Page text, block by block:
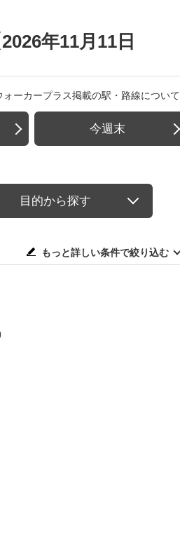
年11月11日
ォーカープラス掲載の駅・路線について
今週末
目的から探す
もっと詳しい条件で絞り込む